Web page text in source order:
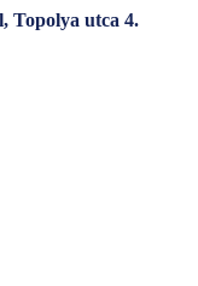
Topolya utca 4.